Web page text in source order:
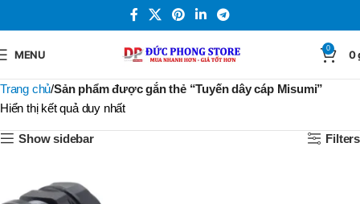
MENU 0 0
Trang chủ Sản phẩm được gắn thẻ “Tuyến dây cáp Misumi”
Hiển thị kết quả duy nhất
Show sidebar Filters